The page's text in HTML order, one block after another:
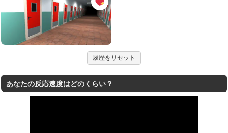
履歴をリセット
あなたの反応速度はどのくらい？